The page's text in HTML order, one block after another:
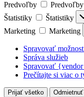
Predvoľby
Predvoľby
Štatistiky
Štatistiky
Marketing
Marketing
Spravovať
Správa služieb
Spravovať
Prečítajte si viac o
Prijať všetko